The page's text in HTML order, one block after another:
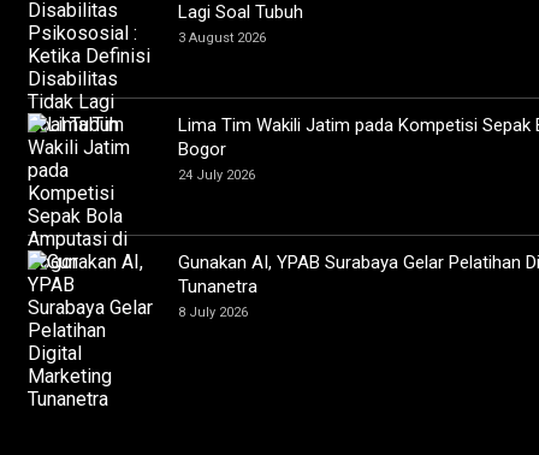
Lagi Soal Tubuh
3 August 2026
Lima Tim Wakili Jatim pada Kompetisi Sepak
Bogor
24 July 2026
Gunakan AI, YPAB Surabaya Gelar Pelatihan
Tunanetra
8 July 2026